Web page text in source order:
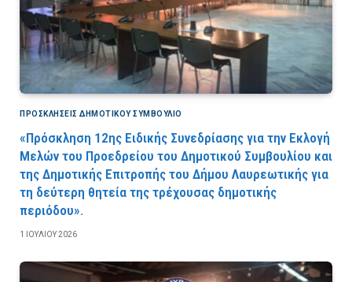
ΠΡΟΣΚΛΉΣΕΙΣ ΔΗΜΟΤΙΚΟΎ ΣΥΜΒΟΎΛΙΟ
«Πρόσκληση 12ης Ειδικής Συνεδρίασης για την Εκλογή
Μελών του Προεδρείου του Δημοτικού Συμβουλίου και
της Δημοτικής Επιτροπής του Δήμου Λαυρεωτικής για
τη δεύτερη θητεία της τρέχουσας δημοτικής
περιόδου».
1 ΙΟΥΛΊΟΥ 2026